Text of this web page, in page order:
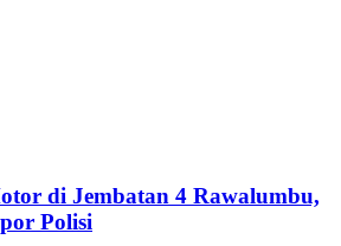
di Jembatan 4 Rawalumbu,
Polisi